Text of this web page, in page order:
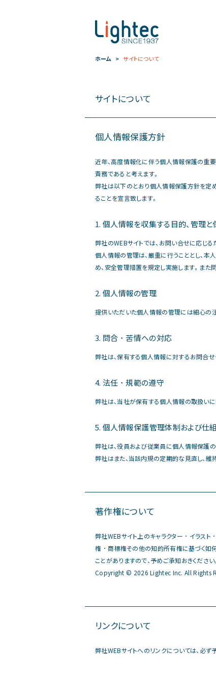
ホーム サイトについて
サイトについて
個人情報保護方針
近年、高度情報化に伴う個人情報保護の重
責務であると考えます。
弊社は以下のとおり個人情報保護方針を定
ることを宣言致します。
1. 個人情報を収集する目的、管理と
弊社のWEBサイトでは、お問い合せに応じ
個人情報の管理は、厳重に行うこととし、本
め、安全管理措置を規定し実施します。ま
2. 個人情報の管理
提供いただいた個人情報の管理には細心の
3. 問合 ･ 苦情への対応
弊社は、保有する個人情報に対するお問合せ
4. 法任 ･ 規範の遵守
弊社は、当社が保有する個人情報の取扱い
5. 個人情報保護管理体制および仕
弊社は、役員および従業員に個人情報保護
弊社はまた、当該内規の定期的な見直し、維
著作権について
弊社WEBサイト上のキャラクター ･ イラス
権 ･ 商標権その他の知的所有権に基づく如
ことがありますので、予めご承知おきください
Copyright © 2026 Lightec Inc. All Rights
リンクについて
弊社WEBサイトへのリンクについては、必ず